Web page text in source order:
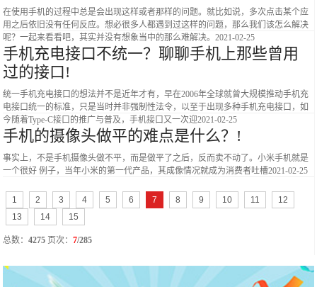
在使用手机的过程中总是会出现这样或者那样的问题。就比如说，多次点击某个应
用之后依旧没有任何反应。想必很多人都遇到过这样的问题，那么我们该怎么解决
呢？一起来看看吧，其实并没有想象当中的那么难解决。2021-02-25
手机充电接口不统一？聊聊手机上那些曾用
过的接口!
统一手机充电接口的想法并不是近年才有，早在2006年全球就曾大规模推动手机充
电接口统一的标准，只是当时并非强制性法令，以至于出现多种手机充电接口，如
今随着Type-C接口的推广与普及，手机接口又一次迎2021-02-25
手机的摄像头做平的难点是什么？!
事实上，不是手机摄像头做不平，而是做平了之后，反而卖不动了。小米手机就是
一个很好 例子，当年小米的第一代产品，其成像情况就成为消费者吐槽2021-02-25
1 2 3 4 5 6 7 8 9 10 11
12
13
14 15
总数：4275 页次：7/285